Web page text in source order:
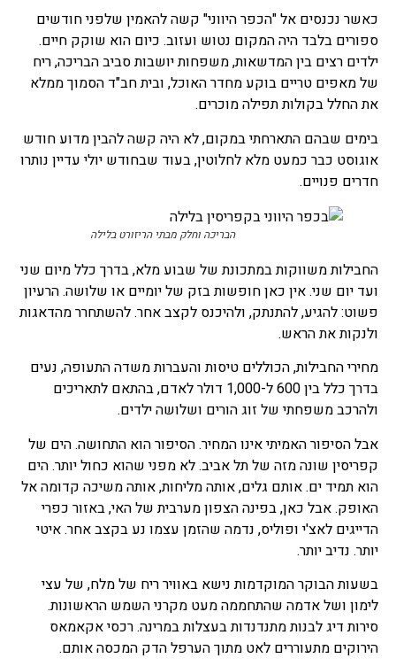
כאשר נכנסים אל "הכפר היווני" קשה להאמין שלפני חודשים
ספורים בלבד היה המקום נטוש ועזוב. כיום הוא שוקק חיים.
ילדים רצים בין המדשאות, משפחות יושבות סביב הבריכה, ריח
של מאפים טריים בוקע מחדר האוכל, ובית חב"ד הסמוך ממלא
את החלל בקולות תפילה מוכרים.
בימים שבהם התארחתי במקום, לא היה קשה להבין מדוע חודש
אוגוסט כבר כמעט מלא לחלוטין, בעוד שבחודש יולי עדיין נותרו
חדרים פנויים.
הבריכה וחלק מבתי הריזורט בלילה
החבילות משווקות במתכונת של שבוע מלא, בדרך כלל מיום שני
ועד יום שני. אין כאן חופשות בזק של יומיים או שלושה. הרעיון
פשוט: להגיע, להתנתק, ולהיכנס לקצב אחר. להשתחרר מהדאגות
ולנקות את הראש.
מחירי החבילות, הכוללים טיסות והעברות משדה התעופה, נעים
בדרך כלל בין 600 ל-1,000 דולר לאדם, בהתאם לתאריכים
ולהרכב משפחתי של זוג הורים ושלושה ילדים.
אבל הסיפור האמיתי אינו המחיר. הסיפור הוא התחושה. הים של
קפריסין שונה מזה של תל אביב. לא מפני שהוא כחול יותר. הים
הוא תמיד ים. אותם גלים, אותה מליחות, אותה משיכה קדומה אל
האופק. אבל כאן, בפינה הצפון מערבית של האי, באזור כפרי
הדייגים לאצ'י ופוליס, נדמה שהזמן עצמו נע בקצב אחר. איטי
יותר. נדיב יותר.
בשעות הבוקר המוקדמות נישא באוויר ריח של מלח, של עצי
לימון ושל אדמה שהתחממה מעט מקרני השמש הראשונות.
סירות דיג לבנות מתנדנדות בעצלות במרינה. רכסי אקאמאס
הירוקים מתעוררים לאט מתוך הערפל הדק המכסה אותם.